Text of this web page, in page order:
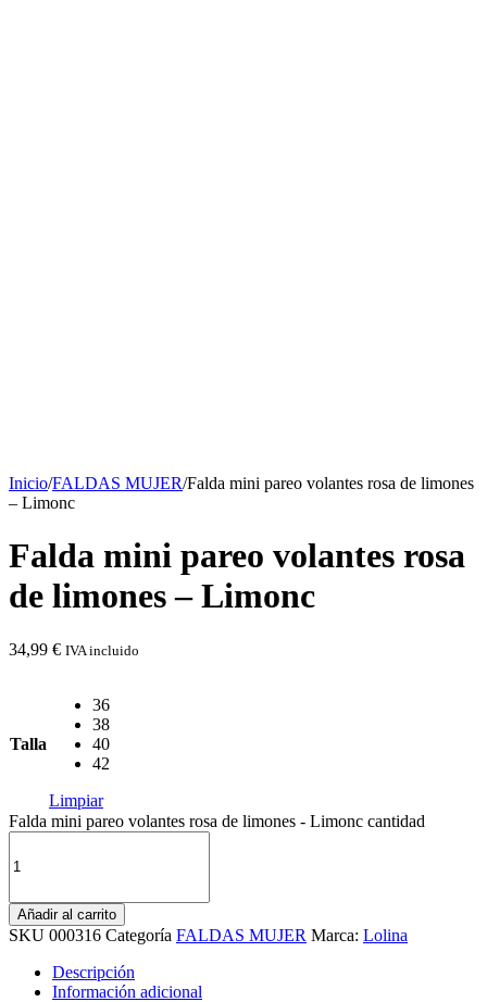
Inicio/FALDAS MUJER/Falda mini pareo volantes rosa de limones
– Limonc
Falda mini pareo volantes rosa
de limones – Limonc
34,99 € IVA incluido
Talla
36
38
40
42
Limpiar
Falda mini pareo volantes rosa de limones - Limonc cantidad
Añadir al carrito
SKU 000316 Categoría FALDAS MUJER Marca: Lolina
Descripción
Información adicional